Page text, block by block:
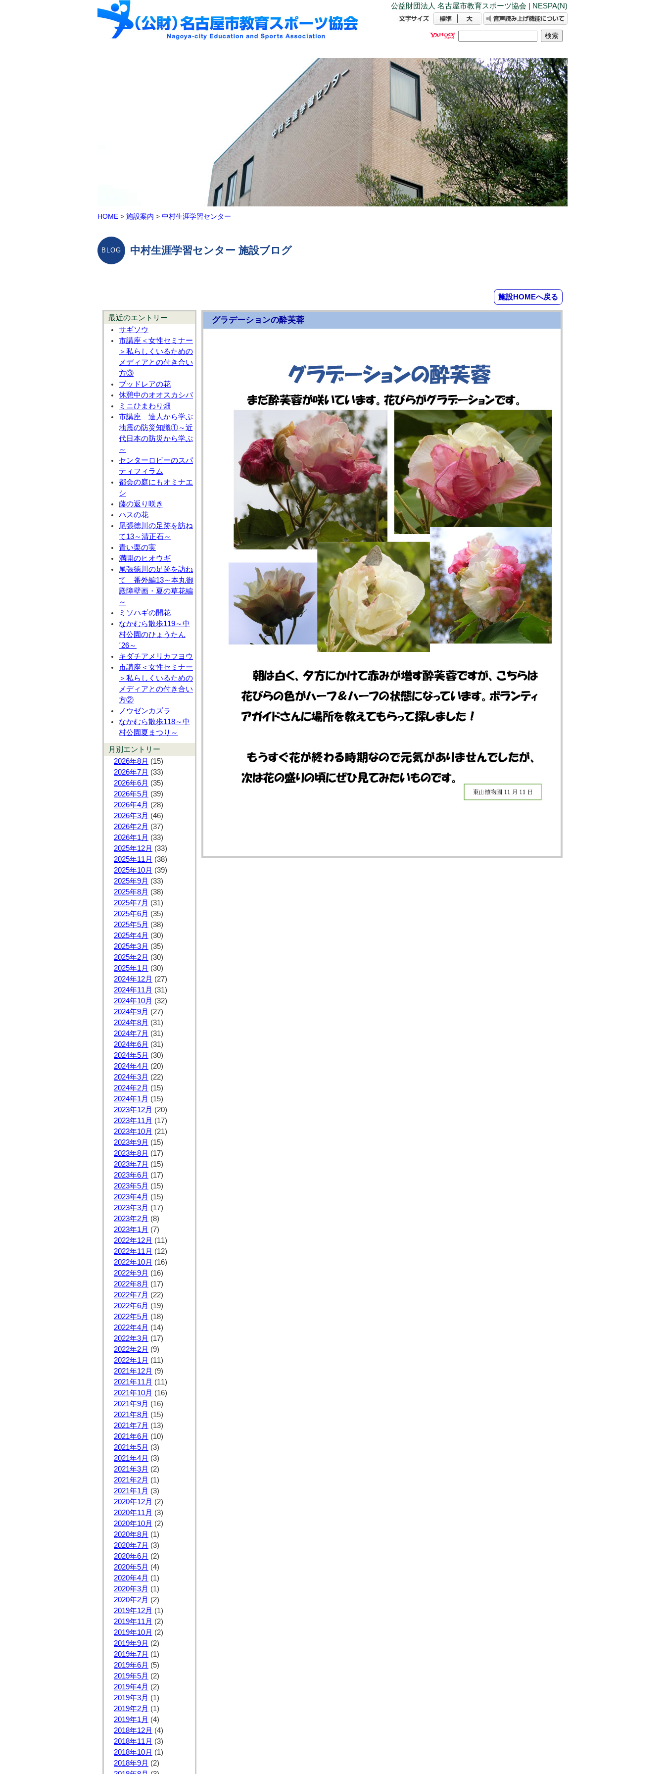
公益財団法人 名古屋市教育スポーツ協会 | NESPA(N)
HOME > 施設案内 > 中村生涯学習センター
中村生涯学習センター 施設ブログ
施設HOMEへ戻る
最近のエントリー
サギソウ
市講座＜女性セミナー
＞私らしくいるための
メディアとの付き合い
方③
ブッドレアの花
休憩中のオオスカシバ
ミニひまわり畑
市講座 達人から学ぶ
地震の防災知識①～近
代日本の防災から学ぶ
～
センターロビーのスパ
ティフィラム
都会の庭にもオミナエ
シ
藤の返り咲き
ハスの花
尾張徳川の足跡を訪ね
て13～清正石～
青い栗の実
満開のヒオウギ
尾張徳川の足跡を訪ね
て 番外編13～本丸御
殿障壁画・夏の草花編
～
ミソハギの開花
なかむら散歩119～中
村公園のひょうたん
´26～
キダチアメリカフヨウ
市講座＜女性セミナー
＞私らしくいるための
メディアとの付き合い
方②
ノウゼンカズラ
なかむら散歩118～中
村公園夏まつり～
月別エントリー
2026年8月 (15)
2026年7月 (33)
2026年6月 (35)
2026年5月 (39)
2026年4月 (28)
2026年3月 (46)
2026年2月 (37)
2026年1月 (33)
2025年12月 (33)
2025年11月 (38)
2025年10月 (39)
2025年9月 (33)
2025年8月 (38)
2025年7月 (31)
2025年6月 (35)
2025年5月 (38)
2025年4月 (30)
2025年3月 (35)
2025年2月 (30)
2025年1月 (30)
2024年12月 (27)
2024年11月 (31)
2024年10月 (32)
2024年9月 (27)
2024年8月 (31)
2024年7月 (31)
2024年6月 (31)
2024年5月 (30)
2024年4月 (20)
2024年3月 (22)
2024年2月 (15)
2024年1月 (15)
2023年12月 (20)
2023年11月 (17)
2023年10月 (21)
2023年9月 (15)
2023年8月 (17)
2023年7月 (15)
2023年6月 (17)
2023年5月 (15)
2023年4月 (15)
2023年3月 (17)
2023年2月 (8)
2023年1月 (7)
2022年12月 (11)
2022年11月 (12)
2022年10月 (16)
2022年9月 (16)
2022年8月 (17)
2022年7月 (22)
2022年6月 (19)
2022年5月 (18)
2022年4月 (14)
2022年3月 (17)
2022年2月 (9)
2022年1月 (11)
2021年12月 (9)
2021年11月 (11)
2021年10月 (16)
2021年9月 (16)
2021年8月 (15)
2021年7月 (13)
2021年6月 (10)
2021年5月 (3)
2021年4月 (3)
2021年3月 (2)
2021年2月 (1)
2021年1月 (3)
2020年12月 (2)
2020年11月 (3)
2020年10月 (2)
2020年8月 (1)
2020年7月 (3)
2020年6月 (2)
2020年5月 (4)
2020年4月 (1)
2020年3月 (1)
2020年2月 (2)
2019年12月 (1)
2019年11月 (2)
2019年10月 (2)
2019年9月 (2)
2019年7月 (1)
2019年6月 (5)
2019年5月 (2)
2019年4月 (2)
2019年3月 (1)
2019年2月 (1)
2019年1月 (4)
2018年12月 (4)
2018年11月 (3)
2018年10月 (1)
2018年9月 (2)
グラデーションの酔芙蓉